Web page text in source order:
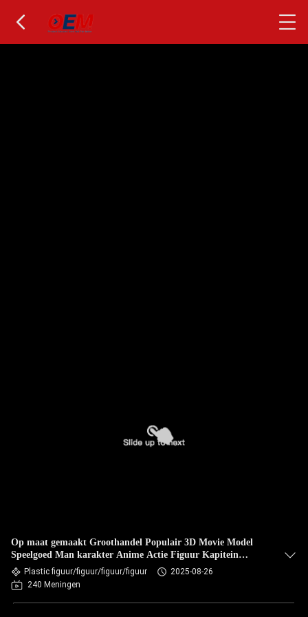
Op maat gemaakt Groothandel Populair 3D Movie Model
Speelgoed Man karakter Anime Actie Figuur Kapitein
personage aangepast speelgoed
Plastic figuur/figuur/figuur/figuur
2025-08-26
240 Meningen